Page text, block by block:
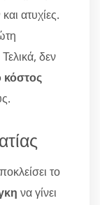
και ατυχίες.
δεν
κόστος
το
να γίνει